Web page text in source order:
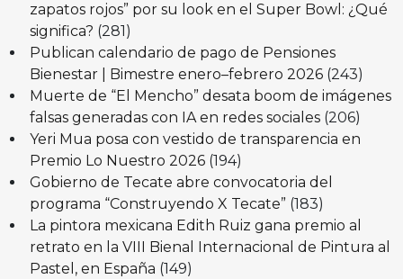
zapatos rojos” por su look en el Super Bowl: ¿Qué
significa? (281)
Publican calendario de pago de Pensiones
Bienestar | Bimestre enero–febrero 2026 (243)
Muerte de “El Mencho” desata boom de imágenes
falsas generadas con IA en redes sociales (206)
Yeri Mua posa con vestido de transparencia en
Premio Lo Nuestro 2026 (194)
Gobierno de Tecate abre convocatoria del
programa “Construyendo X Tecate” (183)
La pintora mexicana Edith Ruiz gana premio al
retrato en la VIII Bienal Internacional de Pintura al
Pastel, en España (149)